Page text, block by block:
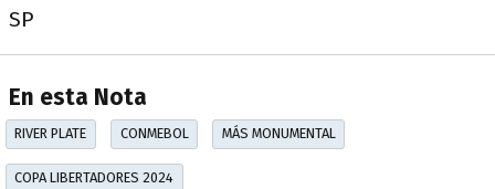
SP
En esta Nota
RIVER PLATE CONMEBOL MÁS MONUMENTAL
COPA LIBERTADORES 2024